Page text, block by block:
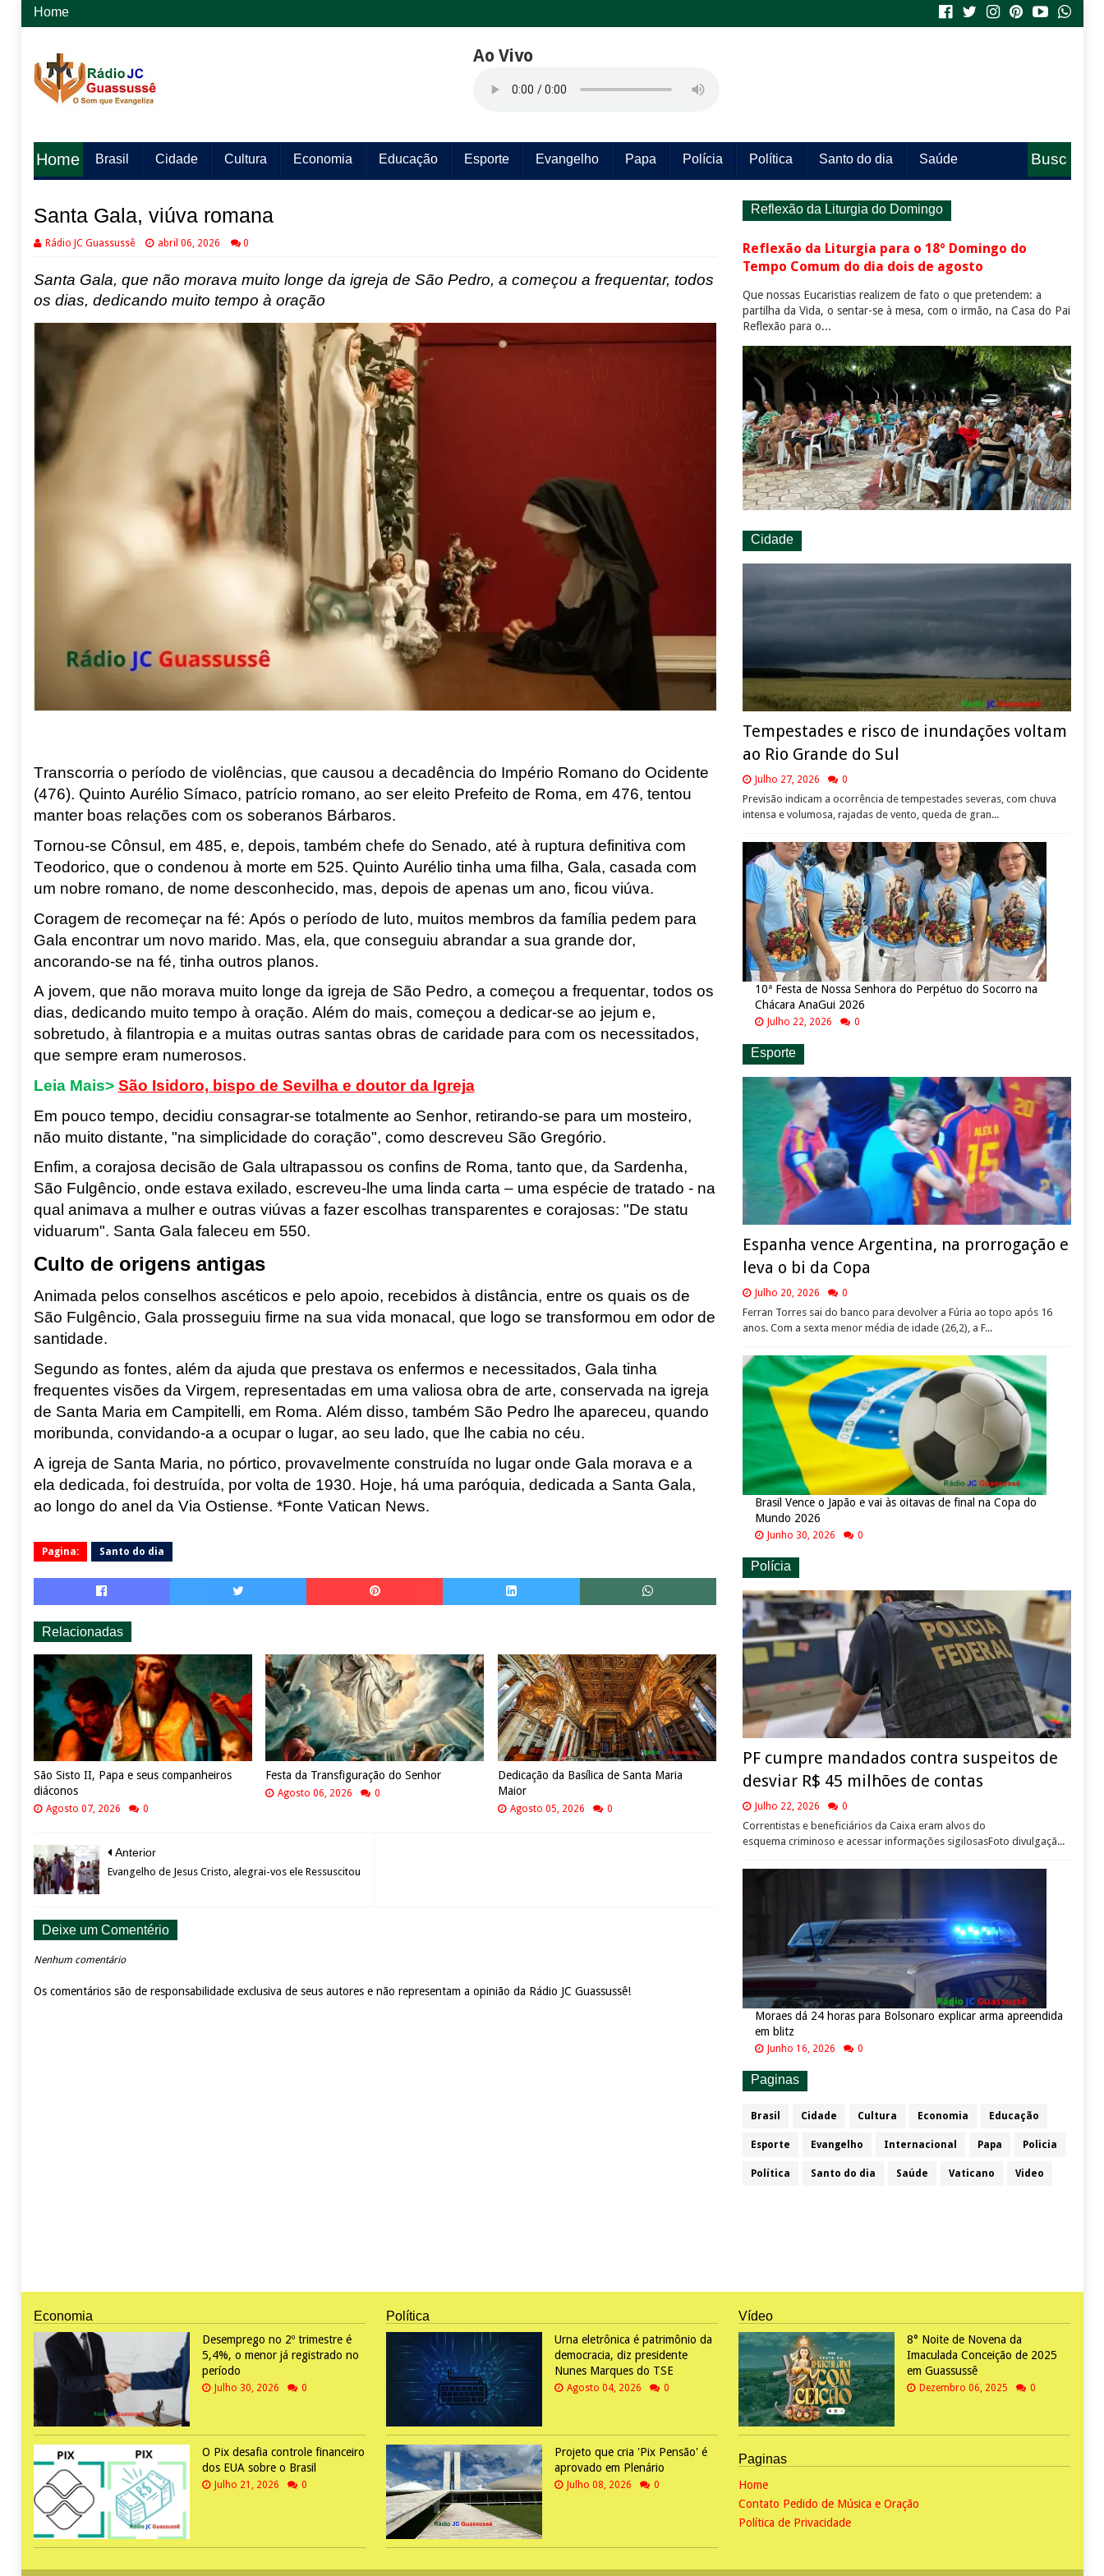
Home
Ao Vivo
Home Brasil Cidade Cultura Economia Educação Esporte Evangelho Papa Polícia Política Santo do dia Saúde
Busc
Santa Gala, viúva romana
Rádio JC Guassussê abril 06, 2026 0
Santa Gala, que não morava muito longe da igreja de São Pedro, a começou a frequentar, todos
os dias, dedicando muito tempo à oração
Transcorria o período de violências, que causou a decadência do Império Romano do Ocidente
(476). Quinto Aurélio Símaco, patrício romano, ao ser eleito Prefeito de Roma, em 476, tentou
manter boas relações com os soberanos Bárbaros.
Tornou-se Cônsul, em 485, e, depois, também chefe do Senado, até à ruptura definitiva com
Teodorico, que o condenou à morte em 525. Quinto Aurélio tinha uma filha, Gala, casada com
um nobre romano, de nome desconhecido, mas, depois de apenas um ano, ficou viúva.
Coragem de recomeçar na fé: Após o período de luto, muitos membros da família pedem para
Gala encontrar um novo marido. Mas, ela, que conseguiu abrandar a sua grande dor,
ancorando-se na fé, tinha outros planos.
A jovem, que não morava muito longe da igreja de São Pedro, a começou a frequentar, todos os
dias, dedicando muito tempo à oração. Além do mais, começou a dedicar-se ao jejum e,
sobretudo, à filantropia e a muitas outras santas obras de caridade para com os necessitados,
que sempre eram numerosos.
Leia Mais> São Isidoro, bispo de Sevilha e doutor da Igreja
Em pouco tempo, decidiu consagrar-se totalmente ao Senhor, retirando-se para um mosteiro,
não muito distante, "na simplicidade do coração", como descreveu São Gregório.
Enfim, a corajosa decisão de Gala ultrapassou os confins de Roma, tanto que, da Sardenha,
São Fulgêncio, onde estava exilado, escreveu-lhe uma linda carta – uma espécie de tratado - na
qual animava a mulher e outras viúvas a fazer escolhas transparentes e corajosas: "De statu
viduarum". Santa Gala faleceu em 550.
Culto de origens antigas
Animada pelos conselhos ascéticos e pelo apoio, recebidos à distância, entre os quais os de
São Fulgêncio, Gala prosseguiu firme na sua vida monacal, que logo se transformou em odor de
santidade.
Segundo as fontes, além da ajuda que prestava os enfermos e necessitados, Gala tinha
frequentes visões da Virgem, representadas em uma valiosa obra de arte, conservada na igreja
de Santa Maria em Campitelli, em Roma. Além disso, também São Pedro lhe apareceu, quando
moribunda, convidando-a a ocupar o lugar, ao seu lado, que lhe cabia no céu.
A igreja de Santa Maria, no pórtico, provavelmente construída no lugar onde Gala morava e a
ela dedicada, foi destruída, por volta de 1930. Hoje, há uma paróquia, dedicada a Santa Gala,
ao longo do anel da Via Ostiense. *Fonte Vatican News.
Pagina: Santo do dia
Relacionadas
São Sisto II, Papa e seus companheiros
diáconos
Agosto 07, 2026 0
Festa da Transfiguração do Senhor
Agosto 06, 2026 0
Dedicação da Basílica de Santa Maria
Maior
Agosto 05, 2026 0
Anterior
Evangelho de Jesus Cristo, alegrai-vos ele Ressuscitou
Deixe um Comentério
Nenhum comentário
Os comentários são de responsabilidade exclusiva de seus autores e não representam a opinião da Rádio JC Guassussê!
Reflexão da Liturgia do Domingo
Reflexão da Liturgia para o 18º Domingo do
Tempo Comum do dia dois de agosto
Que nossas Eucaristias realizem de fato o que pretendem: a
partilha da Vida, o sentar-se à mesa, com o irmão, na Casa do Pai
Reflexão para o...
Cidade
Tempestades e risco de inundações voltam
ao Rio Grande do Sul
Julho 27, 2026 0
Previsão indicam a ocorrência de tempestades severas, com chuva
intensa e volumosa, rajadas de vento, queda de gran...
10ª Festa de Nossa Senhora do Perpétuo do Socorro na
Chácara AnaGui 2026
Julho 22, 2026 0
Esporte
Espanha vence Argentina, na prorrogação e
leva o bi da Copa
Julho 20, 2026 0
Ferran Torres sai do banco para devolver a Fúria ao topo após 16
anos. Com a sexta menor média de idade (26,2), a F...
Brasil Vence o Japão e vai às oitavas de final na Copa do
Mundo 2026
Junho 30, 2026 0
Polícia
PF cumpre mandados contra suspeitos de
desviar R$ 45 milhões de contas
Julho 22, 2026 0
Correntistas e beneficiários da Caixa eram alvos do
esquema criminoso e acessar informações sigilosasFoto divulgaçã...
Moraes dá 24 horas para Bolsonaro explicar arma apreendida
em blitz
Junho 16, 2026 0
Paginas
Brasil Cidade Cultura Economia Educação
Esporte Evangelho Internacional Papa Policia
Política Santo do dia Saúde Vaticano Video
Economia
Desemprego no 2º trimestre é
5,4%, o menor já registrado no
período
Julho 30, 2026 0
O Pix desafia controle financeiro
dos EUA sobre o Brasil
Julho 21, 2026 0
Política
Urna eletrônica é patrimônio da
democracia, diz presidente
Nunes Marques do TSE
Agosto 04, 2026 0
Projeto que cria 'Pix Pensão' é
aprovado em Plenário
Julho 08, 2026 0
Vídeo
8° Noite de Novena da
Imaculada Conceição de 2025
em Guassussê
Dezembro 06, 2025 0
Paginas
Home
Contato Pedido de Música e Oração
Política de Privacidade